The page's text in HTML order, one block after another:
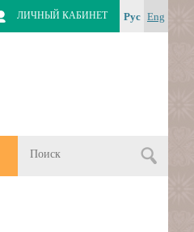
Рус Eng
ЛИЧНЫЙ КАБИНЕТ